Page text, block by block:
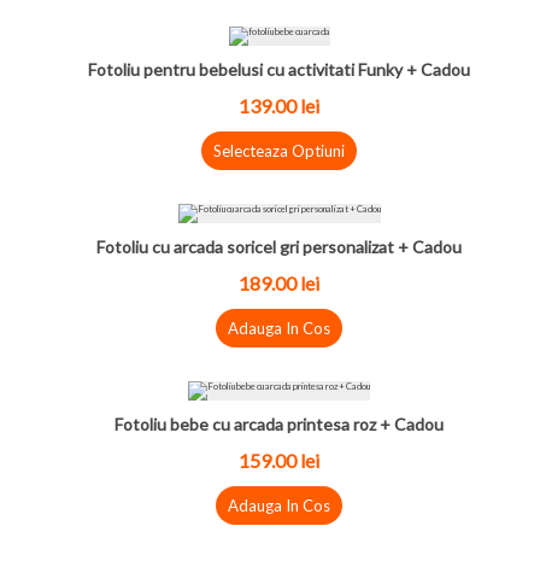
Fotoliu pentru bebelusi cu activitati Funky + Cadou
139.00lei
Selecteaza Optiuni
Fotoliu cu arcada soricel gri personalizat + Cadou
189.00lei
Adauga In Cos
Fotoliu bebe cu arcada printesa roz + Cadou
159.00lei
Adauga In Cos